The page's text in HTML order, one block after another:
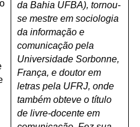
da Bahia UFBA), tornou-
se mestre em sociologia
da informação e
comunicação pela
Universidade Sorbonne,
França, e doutor em
letras pela UFRJ, onde
também obteve o título
de livre-docente em